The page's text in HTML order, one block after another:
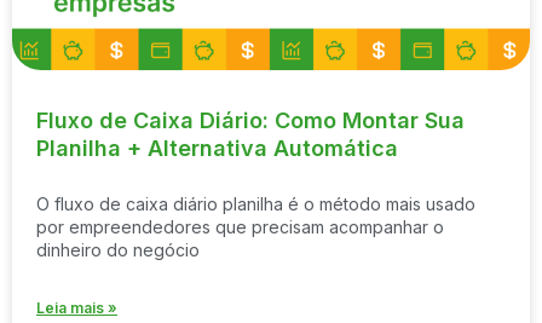
Fluxo de Caixa Diário: Como Montar Sua
Planilha + Alternativa Automática
O fluxo de caixa diário planilha é o método mais usado
por empreendedores que precisam acompanhar o
dinheiro do negócio
Leia mais »